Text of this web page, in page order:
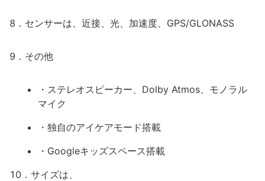
8．センサーは、近接、光、加速度、GPS/GLONASS
9．その他
・ステレオスピーカー、Dolby Atmos、モノラル
マイク
・独自のアイケアモード搭載
・Googleキッズスペース搭載
10．サイズは、